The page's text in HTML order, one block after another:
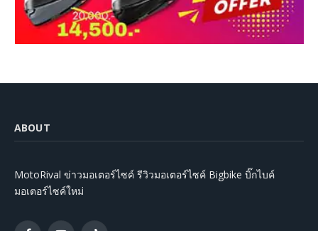
ABOUT
MotoRival ข่าวมอเตอร์ไซค์ รีวิวมอเตอร์ไซค์ Bigbike บิ๊กไบค์
มอเตอร์ไซค์ใหม่